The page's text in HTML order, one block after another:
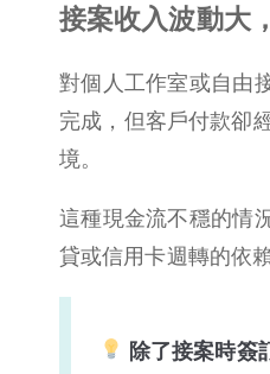
接案收入波動大
對個人工作室或自由
完成，但客戶付款卻
境。
這種現金流不穩的情
貸或信用卡週轉的依
除了接案時簽